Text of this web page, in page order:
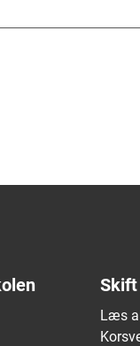
Skift
Læs